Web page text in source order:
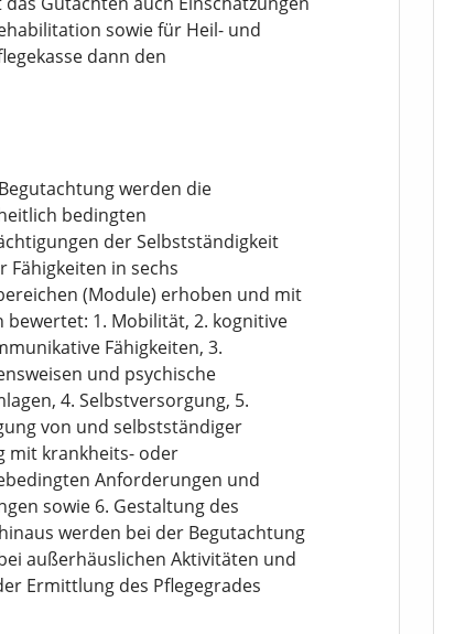
sowie für Heil- und
dann den
werden die
bedingten
der Selbstständigkeit
Fähigkeiten in sechs
(Module) erhoben und mit
bewertet: 1. Mobilität, 2. kognitive
Fähigkeiten, 3.
und psychische
4. Selbstversorgung, 5.
von und selbstständiger
mit krankheits- oder
Anforderungen und
sowie 6. Gestaltung des
werden bei der Begutachtung
außerhäuslichen Aktivitäten und
Ermittlung des Pflegegrades